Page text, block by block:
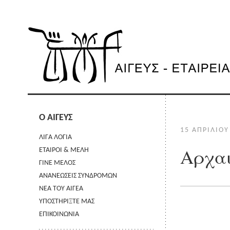
Ο ΑΙΓΕΥΣ
ΛΙΓΑ ΛΟΓΙΑ
ΕΤΑΙΡΟΙ & ΜΕΛΗ
ΓΙΝΕ ΜΕΛΟΣ
ΑΝΑΝΕΩΣΕΙΣ ΣΥΝΔΡΟΜΩΝ
ΝΕΑ ΤΟΥ ΑΙΓΕΑ
ΥΠΟΣΤΗΡΙΞΤΕ ΜΑΣ
ΕΠΙΚΟΙΝΩΝΙΑ
15